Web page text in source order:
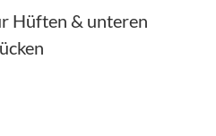
Hüften & unteren